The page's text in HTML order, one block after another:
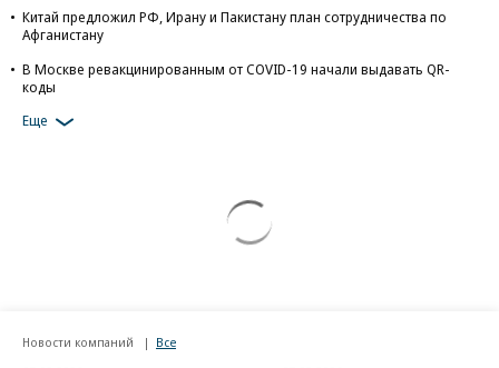
Китай предложил РФ, Ирану и Пакистану план сотрудничества по
Афганистану
В Москве ревакцинированным от COVID-19 начали выдавать QR-
коды
Еще
Новости компаний Все